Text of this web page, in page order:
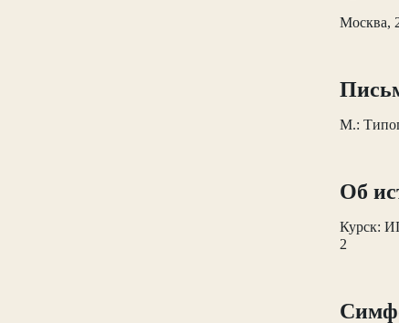
Москва,
М.:
Об
Курск:
2